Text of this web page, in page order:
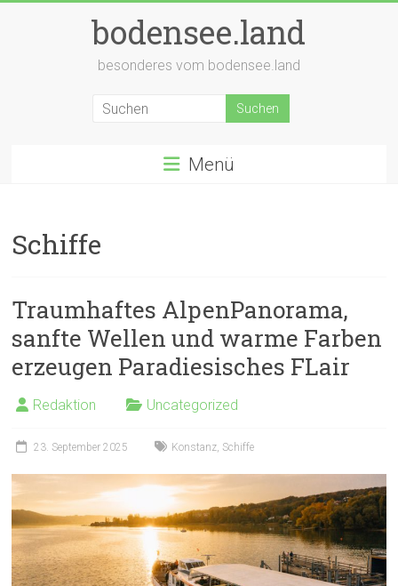
bodensee.land
besonderes vom bodensee.land
Menü
Schiffe
Traumhaftes AlpenPanorama,
sanfte Wellen und warme Farben
erzeugen Paradiesisches FLair
Redaktion Uncategorized
23. September 2025 Konstanz, Schiffe